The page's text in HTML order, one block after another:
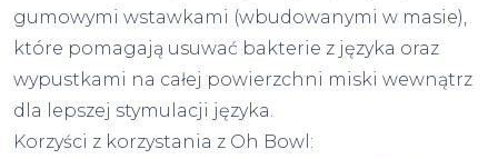
gumowymi wstawkami (wbudowanymi w masie),
które pomagają usuwać bakterie z języka oraz
wypustkami na całej powierzchni miski wewnątrz
dla lepszej stymulacji języka.
Korzyści z korzystania z Oh Bowl: